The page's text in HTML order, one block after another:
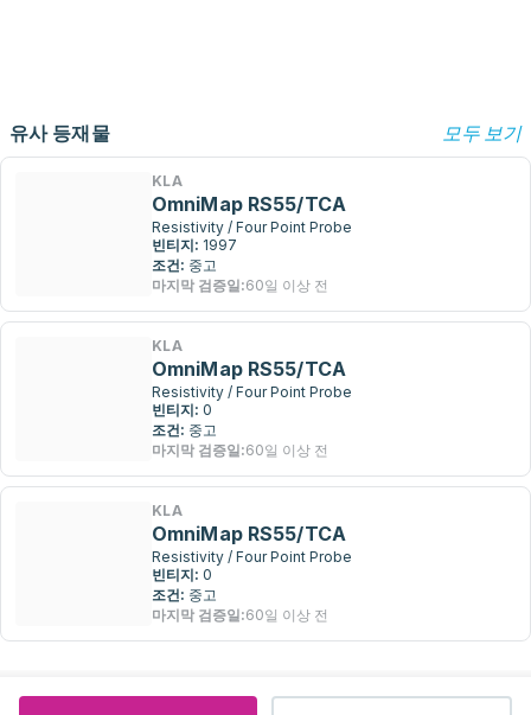
유사 등재물 모두 보기
KLA
OmniMap RS55/TCA
Resistivity / Four Point Probe
빈티지: 1997
조건: 중고
마지막 검증일:60일 이상 전
KLA
OmniMap RS55/TCA
Resistivity / Four Point Probe
빈티지: 0
조건: 중고
마지막 검증일:60일 이상 전
KLA
OmniMap RS55/TCA
Resistivity / Four Point Probe
빈티지: 0
조건: 중고
마지막 검증일:60일 이상 전